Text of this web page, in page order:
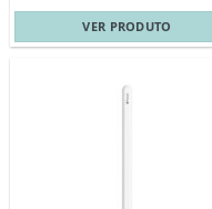
VER PRODUTO